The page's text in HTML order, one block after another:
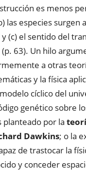
es menos
las especies surgen
(c) el sentido del
63). Un hilo
a otras
y la física
cíclico del
genético sobre
planteado por la
Dawkins; o la
de trastocar la
y conceder